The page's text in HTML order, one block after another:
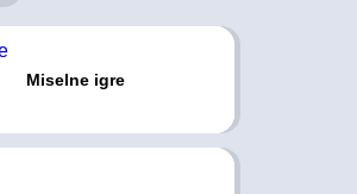
Miselne igre